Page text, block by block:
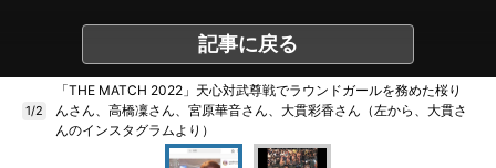
記事に戻る
1/2
「THE MATCH 2022」天心対武尊戦でラウンドガールを務めた桜り
んさん、高橋凜さん、宮原華音さん、大貫彩香さん（左から、大貫さ
んのインスタグラムより）